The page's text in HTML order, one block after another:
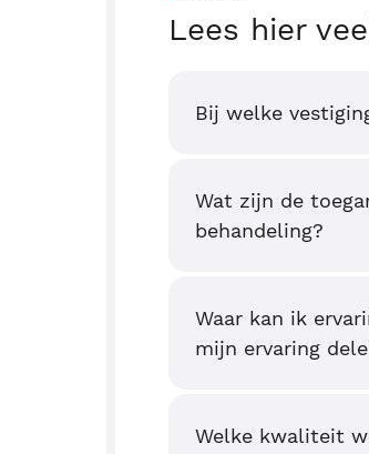
Lees hier
Bij welke
Wat zijn de
behandeling?
Waar kan ik
mijn ervaring
Welke kwaliteit